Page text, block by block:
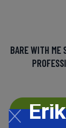
BARE WITH ME